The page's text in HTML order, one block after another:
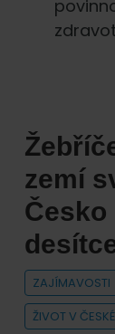
zemí
ZAJÍMAVOSTI
ŽIVOT V